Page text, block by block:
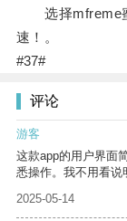
选择mfreme蜜
速！。
#37#
评论
游客
这款app的用户界面
悉操作。我不用看说
2025-05-14